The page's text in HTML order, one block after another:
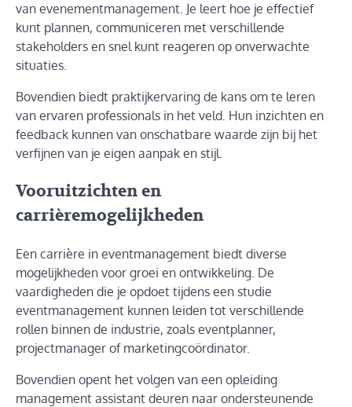
van evenementmanagement. Je leert hoe je effectief
kunt plannen, communiceren met verschillende
stakeholders en snel kunt reageren op onverwachte
situaties.
Bovendien biedt praktijkervaring de kans om te leren
van ervaren professionals in het veld. Hun inzichten en
feedback kunnen van onschatbare waarde zijn bij het
verfijnen van je eigen aanpak en stijl.
Vooruitzichten en
carrièremogelijkheden
Een carrière in eventmanagement biedt diverse
mogelijkheden voor groei en ontwikkeling. De
vaardigheden die je opdoet tijdens een studie
eventmanagement kunnen leiden tot verschillende
rollen binnen de industrie, zoals eventplanner,
projectmanager of marketingcoördinator.
Bovendien opent het volgen van een opleiding
management assistant deuren naar ondersteunende